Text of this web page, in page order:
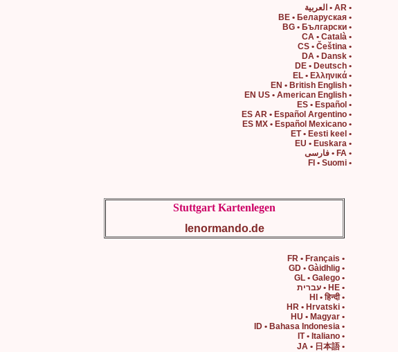
• AR • العربية
• BE • Беларуская
• BG • Български
• CA • Català
• CS • Čeština
• DA • Dansk
• DE • Deutsch
• EL • Ελληνικά
• EN • British English
• EN US • American English
• ES • Español
• ES AR • Español Argentino
• ES MX • Español Mexicano
• ET • Eesti keel
• EU • Euskara
• FA • فارسی
• FI • Suomi
Stuttgart Kartenlegen
lenormando.de
• FR • Français
• GD • Gàidhlig
• GL • Galego
• HE • עברית
• HI • हिन्दी
• HR • Hrvatski
• HU • Magyar
• ID • Bahasa Indonesia
• IT • Italiano
• JA • 日本語